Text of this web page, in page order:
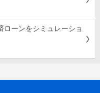
ローンをシミュレーショ